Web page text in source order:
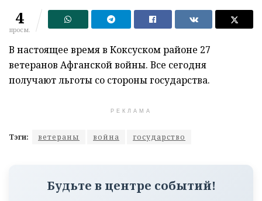
4
просм.
В настоящее время в Коксуском районе 27
ветеранов Афганской войны. Все сегодня
получают льготы со стороны государства.
РЕКЛАМА
Тэги: ветераны война государство
Будьте в центре событий!